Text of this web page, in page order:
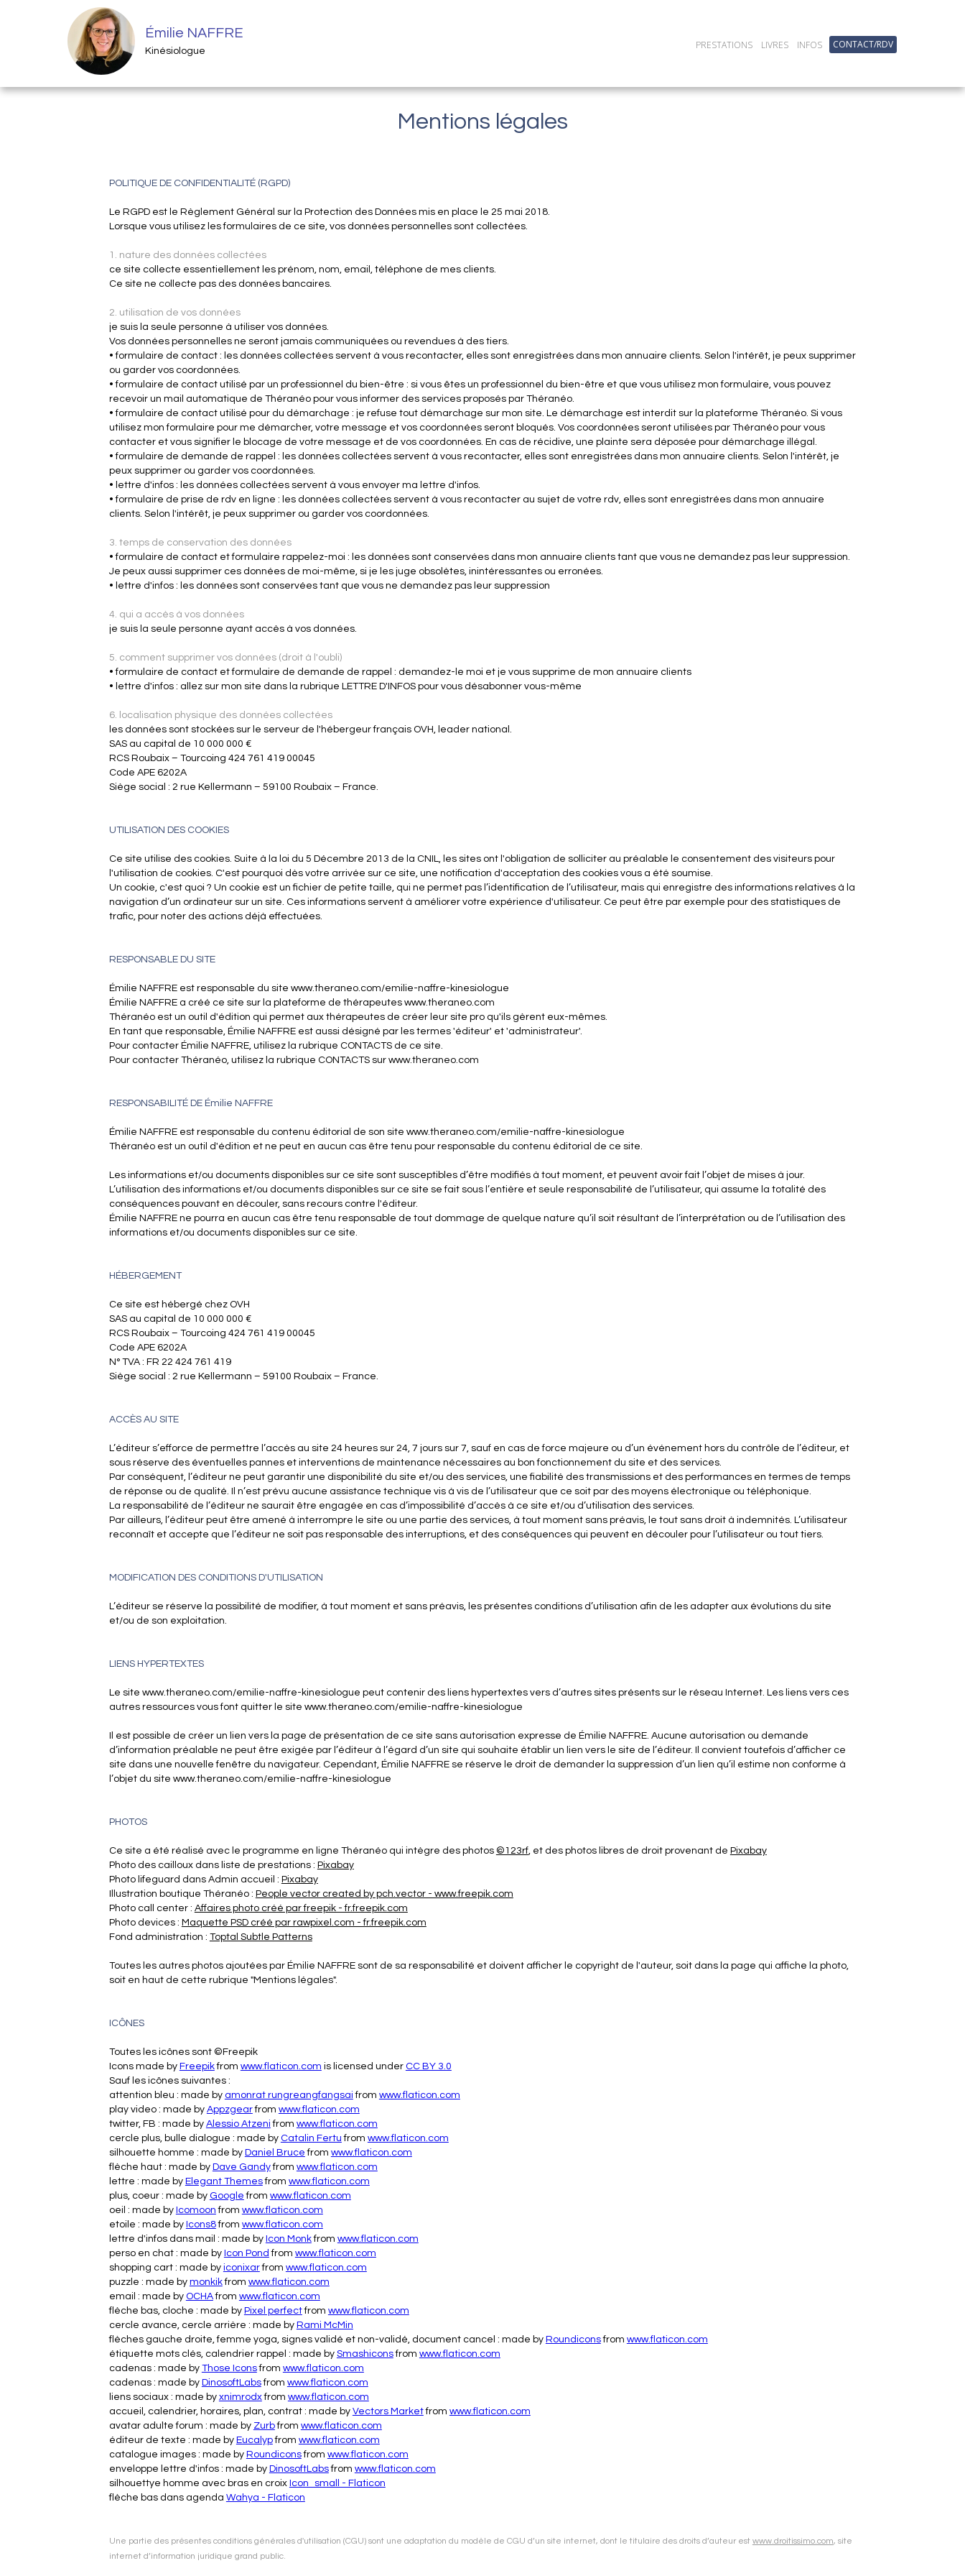
Émilie NAFFRE
Kinésiologue PRESTATIONS LIVRES INFOS CONTACT/RDV
Mentions légales
POLITIQUE DE CONFIDENTIALITÉ (RGPD)
Le RGPD est le Règlement Général sur la Protection des Données mis en place le 25 mai 2018.
Lorsque vous utilisez les formulaires de ce site, vos données personnelles sont collectées.
1. nature des données collectées
ce site collecte essentiellement les prénom, nom, email, téléphone de mes clients.
Ce site ne collecte pas des données bancaires.
2. utilisation de vos données
je suis la seule personne à utiliser vos données.
Vos données personnelles ne seront jamais communiquées ou revendues à des tiers.
• formulaire de contact : les données collectées servent à vous recontacter, elles sont enregistrées dans mon annuaire clients. Selon l'intérêt, je peux supprimer
ou garder vos coordonnées.
• formulaire de contact utilisé par un professionnel du bien-être : si vous êtes un professionnel du bien-être et que vous utilisez mon formulaire, vous pouvez
recevoir un mail automatique de Théranéo pour vous informer des services proposés par Théranéo.
• formulaire de contact utilisé pour du démarchage : je refuse tout démarchage sur mon site. Le démarchage est interdit sur la plateforme Théranéo. Si vous
utilisez mon formulaire pour me démarcher, votre message et vos coordonnées seront bloqués. Vos coordonnées seront utilisées par Théranéo pour vous
contacter et vous signifier le blocage de votre message et de vos coordonnées. En cas de récidive, une plainte sera déposée pour démarchage illégal.
• formulaire de demande de rappel : les données collectées servent à vous recontacter, elles sont enregistrées dans mon annuaire clients. Selon l'intérêt, je
peux supprimer ou garder vos coordonnées.
• lettre d'infos : les données collectées servent à vous envoyer ma lettre d'infos.
• formulaire de prise de rdv en ligne : les données collectées servent à vous recontacter au sujet de votre rdv, elles sont enregistrées dans mon annuaire
clients. Selon l'intérêt, je peux supprimer ou garder vos coordonnées.
3. temps de conservation des données
• formulaire de contact et formulaire rappelez-moi : les données sont conservées dans mon annuaire clients tant que vous ne demandez pas leur suppression.
Je peux aussi supprimer ces données de moi-même, si je les juge obsolètes, inintéressantes ou erronées.
• lettre d'infos : les données sont conservées tant que vous ne demandez pas leur suppression
4. qui a accès à vos données
je suis la seule personne ayant accès à vos données.
5. comment supprimer vos données (droit à l'oubli)
• formulaire de contact et formulaire de demande de rappel : demandez-le moi et je vous supprime de mon annuaire clients
• lettre d'infos : allez sur mon site dans la rubrique LETTRE D'INFOS pour vous désabonner vous-même
6. localisation physique des données collectées
les données sont stockées sur le serveur de l'hébergeur français OVH, leader national.
SAS au capital de 10 000 000 €
RCS Roubaix – Tourcoing 424 761 419 00045
Code APE 6202A
Siège social : 2 rue Kellermann – 59100 Roubaix – France.
UTILISATION DES COOKIES
Ce site utilise des cookies. Suite à la loi du 5 Décembre 2013 de la CNIL, les sites ont l'obligation de solliciter au préalable le consentement des visiteurs pour
l'utilisation de cookies. C'est pourquoi dès votre arrivée sur ce site, une notification d'acceptation des cookies vous a été soumise.
Un cookie, c'est quoi ? Un cookie est un fichier de petite taille, qui ne permet pas l’identification de l’utilisateur, mais qui enregistre des informations relatives à la
navigation d’un ordinateur sur un site. Ces informations servent à améliorer votre expérience d'utilisateur. Ce peut être par exemple pour des statistiques de
trafic, pour noter des actions déjà effectuées.
RESPONSABLE DU SITE
Émilie NAFFRE est responsable du site www.theraneo.com/emilie-naffre-kinesiologue
Émilie NAFFRE a créé ce site sur la plateforme de thérapeutes www.theraneo.com
Théranéo est un outil d'édition qui permet aux thérapeutes de créer leur site pro qu'ils gèrent eux-mêmes.
En tant que responsable, Émilie NAFFRE est aussi désigné par les termes 'éditeur' et 'administrateur'.
Pour contacter Émilie NAFFRE, utilisez la rubrique CONTACTS de ce site.
Pour contacter Théranéo, utilisez la rubrique CONTACTS sur www.theraneo.com
RESPONSABILITÉ DE Émilie NAFFRE
Émilie NAFFRE est responsable du contenu éditorial de son site www.theraneo.com/emilie-naffre-kinesiologue
Théranéo est un outil d'édition et ne peut en aucun cas être tenu pour responsable du contenu éditorial de ce site.
Les informations et/ou documents disponibles sur ce site sont susceptibles d’être modifiés à tout moment, et peuvent avoir fait l’objet de mises à jour.
L’utilisation des informations et/ou documents disponibles sur ce site se fait sous l’entière et seule responsabilité de l’utilisateur, qui assume la totalité des
conséquences pouvant en découler, sans recours contre l'éditeur.
Émilie NAFFRE ne pourra en aucun cas être tenu responsable de tout dommage de quelque nature qu’il soit résultant de l’interprétation ou de l’utilisation des
informations et/ou documents disponibles sur ce site.
HÉBERGEMENT
Ce site est hébergé chez OVH
SAS au capital de 10 000 000 €
RCS Roubaix – Tourcoing 424 761 419 00045
Code APE 6202A
N° TVA : FR 22 424 761 419
Siège social : 2 rue Kellermann – 59100 Roubaix – France.
ACCÈS AU SITE
L’éditeur s’efforce de permettre l’accès au site 24 heures sur 24, 7 jours sur 7, sauf en cas de force majeure ou d’un événement hors du contrôle de l’éditeur, et
sous réserve des éventuelles pannes et interventions de maintenance nécessaires au bon fonctionnement du site et des services.
Par conséquent, l’éditeur ne peut garantir une disponibilité du site et/ou des services, une fiabilité des transmissions et des performances en termes de temps
de réponse ou de qualité. Il n’est prévu aucune assistance technique vis à vis de l’utilisateur que ce soit par des moyens électronique ou téléphonique.
La responsabilité de l’éditeur ne saurait être engagée en cas d’impossibilité d’accès à ce site et/ou d’utilisation des services.
Par ailleurs, l’éditeur peut être amené à interrompre le site ou une partie des services, à tout moment sans préavis, le tout sans droit à indemnités. L’utilisateur
reconnaît et accepte que l’éditeur ne soit pas responsable des interruptions, et des conséquences qui peuvent en découler pour l’utilisateur ou tout tiers.
MODIFICATION DES CONDITIONS D'UTILISATION
L’éditeur se réserve la possibilité de modifier, à tout moment et sans préavis, les présentes conditions d’utilisation afin de les adapter aux évolutions du site
et/ou de son exploitation.
LIENS HYPERTEXTES
Le site www.theraneo.com/emilie-naffre-kinesiologue peut contenir des liens hypertextes vers d’autres sites présents sur le réseau Internet. Les liens vers ces
autres ressources vous font quitter le site www.theraneo.com/emilie-naffre-kinesiologue
Il est possible de créer un lien vers la page de présentation de ce site sans autorisation expresse de Émilie NAFFRE. Aucune autorisation ou demande
d’information préalable ne peut être exigée par l’éditeur à l’égard d’un site qui souhaite établir un lien vers le site de l’éditeur. Il convient toutefois d’afficher ce
site dans une nouvelle fenêtre du navigateur. Cependant, Émilie NAFFRE se réserve le droit de demander la suppression d’un lien qu’il estime non conforme à
l’objet du site www.theraneo.com/emilie-naffre-kinesiologue
PHOTOS
Ce site a été réalisé avec le programme en ligne Théranéo qui intègre des photos ©123rf, et des photos libres de droit provenant de Pixabay
Photo des cailloux dans liste de prestations : Pixabay
Photo lifeguard dans Admin accueil : Pixabay
Illustration boutique Théranéo : People vector created by pch.vector - www.freepik.com
Photo call center : Affaires photo créé par freepik - fr.freepik.com
Photo devices : Maquette PSD créé par rawpixel.com - fr.freepik.com
Fond administration : Toptal Subtle Patterns
Toutes les autres photos ajoutées par Émilie NAFFRE sont de sa responsabilité et doivent afficher le copyright de l'auteur, soit dans la page qui affiche la photo,
soit en haut de cette rubrique "Mentions légales".
ICÔNES
Toutes les icônes sont ©Freepik
Icons made by Freepikfrom www.flaticon.com is licensed under CC BY 3.0
Sauf les icônes suivantes :
attention bleu : made by amonrat rungreangfangsai from www.flaticon.com
play video : made by Appzgearfrom www.flaticon.com
twitter, FB : made by Alessio Atzeni from www.flaticon.com
cercle plus, bulle dialogue : made by Catalin Fertu from www.flaticon.com
silhouette homme : made by Daniel Bruce from www.flaticon.com
flèche haut : made by Dave Gandyfrom www.flaticon.com
lettre : made by Elegant Themesfrom www.flaticon.com
plus, coeur : made by Google from www.flaticon.com
oeil : made by Icomoon from www.flaticon.com
etoile : made by Icons8from www.flaticon.com
lettre d'infos dans mail : made by Icon Monkfrom www.flaticon.com
perso en chat : made by Icon Pond from www.flaticon.com
shopping cart : made by iconixarfrom www.flaticon.com
puzzle : made by monkikfrom www.flaticon.com
email : made by OCHAfrom www.flaticon.com
flèche bas, cloche : made by Pixel perfectfrom www.flaticon.com
cercle avance, cercle arrière : made by Rami McMin
flèches gauche droite, femme yoga, signes validé et non-validé, document cancel : made by Roundiconsfrom www.flaticon.com
étiquette mots clés, calendrier rappel : made by Smashiconsfrom www.flaticon.com
cadenas : made by Those Iconsfrom www.flaticon.com
cadenas : made by DinosoftLabsfrom www.flaticon.com
liens sociaux : made by xnimrodxfrom www.flaticon.com
accueil, calendrier, horaires, plan, contrat : made by Vectors Marketfrom www.flaticon.com
avatar adulte forum : made by Zurbfrom www.flaticon.com
éditeur de texte : made by Eucalypfrom www.flaticon.com
catalogue images : made by Roundiconsfrom www.flaticon.com
enveloppe lettre d'infos : made by DinosoftLabsfrom www.flaticon.com
silhouettye homme avec bras en croix Icon_small - Flaticon
flèche bas dans agenda Wahya - Flaticon
Une partie des présentes conditions générales d'utilisation (CGU) sont une adaptation du modèle de CGU d’un site internet, dont le titulaire des droits d’auteur est www.droitissimo.com, site
internet d’information juridique grand public.